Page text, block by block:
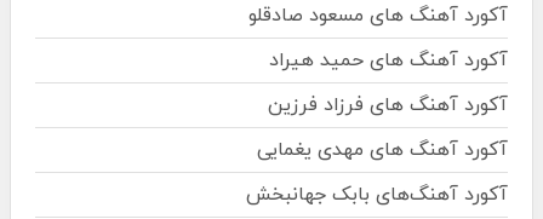
آکورد آهنگ های مسعود صادقلو
آکورد آهنگ های حمید هیراد
آکورد آهنگ های فرزاد فرزین
آکورد آهنگ های مهدی یغمایی
آکورد آهنگ‌های بابک جهانبخش